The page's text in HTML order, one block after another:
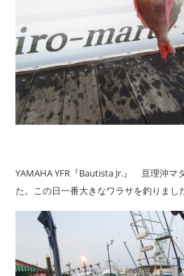
YAMAHA YFR『Bautista Jr.』 亘理沖マ
た。この日一番大きなワラサを釣りまし